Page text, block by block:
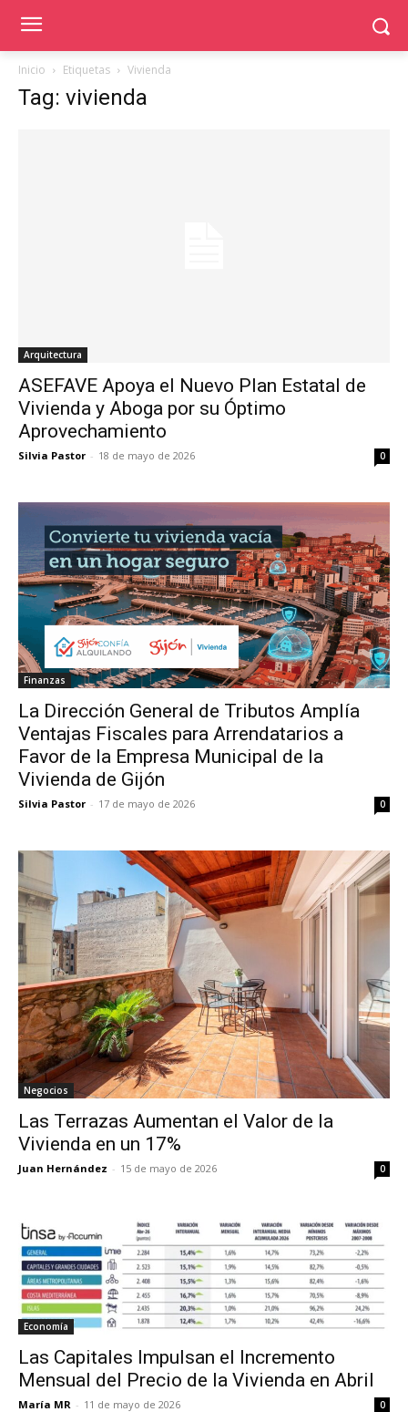
Inicio Etiquetas Vivienda
Tag: vivienda
Arquitectura
ASEFAVE Apoya el Nuevo Plan Estatal de
Vivienda y Aboga por su Óptimo
Aprovechamiento
Silvia Pastor - 18 de mayo de 2026 0
Finanzas
La Dirección General de Tributos Amplía
Ventajas Fiscales para Arrendatarios a
Favor de la Empresa Municipal de la
Vivienda de Gijón
Silvia Pastor - 17 de mayo de 2026 0
Negocios
Las Terrazas Aumentan el Valor de la
Vivienda en un 17%
Juan Hernández - 15 de mayo de 2026 0
Economía
Las Capitales Impulsan el Incremento
Mensual del Precio de la Vivienda en Abril
María MR - 11 de mayo de 2026 0